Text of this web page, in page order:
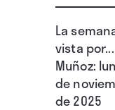
La
vista
Muñoz:
de
de 2025